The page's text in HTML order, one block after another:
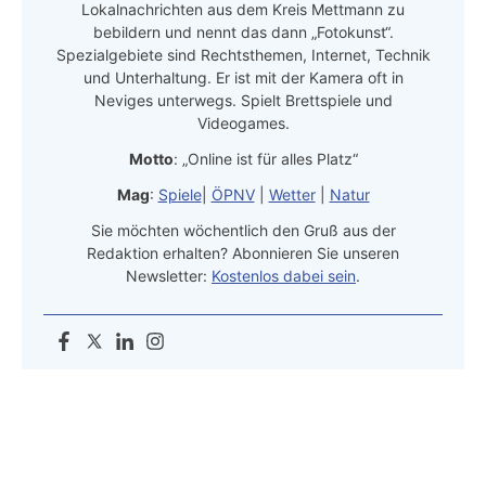
Lokalnachrichten aus dem Kreis Mettmann zu
bebildern und nennt das dann „Fotokunst“.
Spezialgebiete sind Rechtsthemen, Internet, Technik
und Unterhaltung. Er ist mit der Kamera oft in
Neviges unterwegs. Spielt Brettspiele und
Videogames.
Motto: „Online ist für alles Platz“
Mag: Spiele| ÖPNV| Wetter| Natur
Sie möchten wöchentlich den Gruß aus der
Redaktion erhalten? Abonnieren Sie unseren
Newsletter: Kostenlos dabei sein.